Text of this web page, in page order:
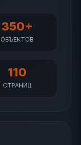
350+
ОБЪЕКТОВ
110
СТРАНИЦ